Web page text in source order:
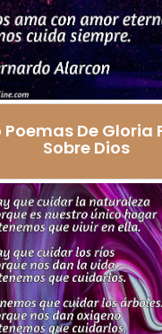
Poemas De Gloria
Sobre Dios